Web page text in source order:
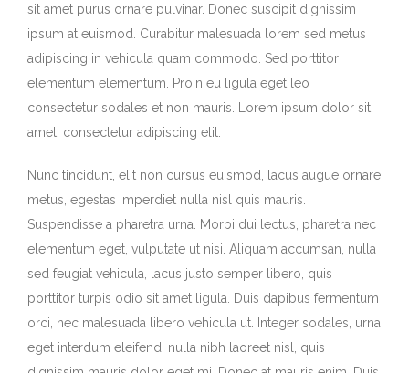
sit amet purus ornare pulvinar. Donec suscipit dignissim
ipsum at euismod. Curabitur malesuada lorem sed metus
adipiscing in vehicula quam commodo. Sed porttitor
elementum elementum. Proin eu ligula eget leo
consectetur sodales et non mauris. Lorem ipsum dolor sit
amet, consectetur adipiscing elit.
Nunc tincidunt, elit non cursus euismod, lacus augue ornare
metus, egestas imperdiet nulla nisl quis mauris.
Suspendisse a pharetra urna. Morbi dui lectus, pharetra nec
elementum eget, vulputate ut nisi. Aliquam accumsan, nulla
sed feugiat vehicula, lacus justo semper libero, quis
porttitor turpis odio sit amet ligula. Duis dapibus fermentum
orci, nec malesuada libero vehicula ut. Integer sodales, urna
eget interdum eleifend, nulla nibh laoreet nisl, quis